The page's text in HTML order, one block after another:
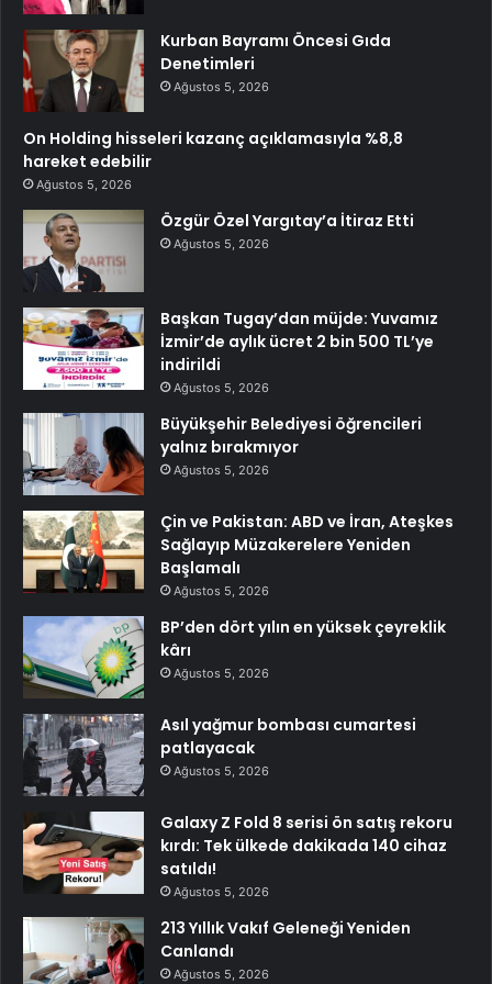
Kurban Bayramı Öncesi Gıda
Denetimleri
Ağustos 5, 2026
On Holding hisseleri kazanç açıklamasıyla %8,8
hareket edebilir
Ağustos 5, 2026
Özgür Özel Yargıtay’a İtiraz Etti
Ağustos 5, 2026
Başkan Tugay’dan müjde: Yuvamız
İzmir’de aylık ücret 2 bin 500 TL’ye
indirildi
Ağustos 5, 2026
Büyükşehir Belediyesi öğrencileri
yalnız bırakmıyor
Ağustos 5, 2026
Çin ve Pakistan: ABD ve İran, Ateşkes
Sağlayıp Müzakerelere Yeniden
Başlamalı
Ağustos 5, 2026
BP’den dört yılın en yüksek çeyreklik
kârı
Ağustos 5, 2026
Asıl yağmur bombası cumartesi
patlayacak
Ağustos 5, 2026
Galaxy Z Fold 8 serisi ön satış rekoru
kırdı: Tek ülkede dakikada 140 cihaz
satıldı!
Ağustos 5, 2026
213 Yıllık Vakıf Geleneği Yeniden
Canlandı
Ağustos 5, 2026